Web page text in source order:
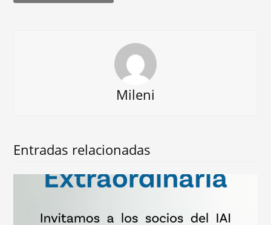
Mileni
Entradas relacionadas